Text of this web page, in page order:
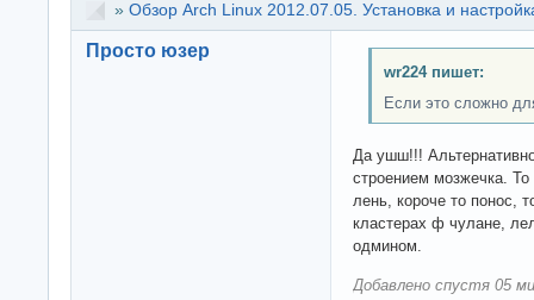
» Обзор Arch Linux 2012.07.05. Установка и
Просто юзер
wr224 пишет:
Если это сложно
Да ушш!!!
строением мозжечка.
лень, короче то понос,
кластерах ф чулане,
одмином.
Добавлено спустя 05